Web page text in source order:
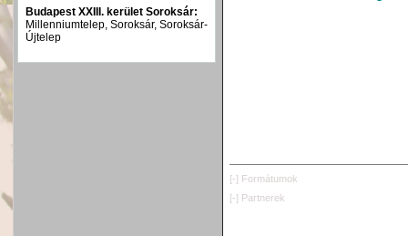
Budapest XXIII. kerület Soroksár:
Millenniumtelep, Soroksár, Soroksár-
Újtelep
[-] Formátumok
[-] Partnerek